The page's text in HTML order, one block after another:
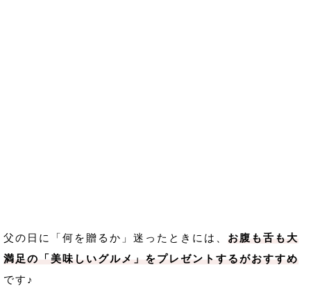
父の日に「何を贈るか」迷ったときには、 お腹も舌も大
満足の「美味しいグルメ」をプレゼントするがおすすめ
です♪